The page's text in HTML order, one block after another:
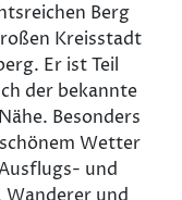
Berg
Kreisstadt
Er ist Teil
der bekannte
Besonders
Wetter
und